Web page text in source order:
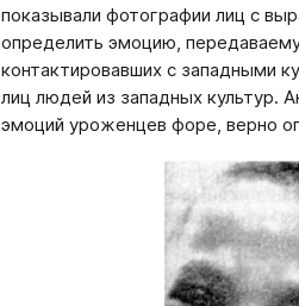
показывали фотографии лиц с
определить эмоцию,
контактировавших с западными
лиц людей из западных культур.
эмоций уроженцев форе, верно